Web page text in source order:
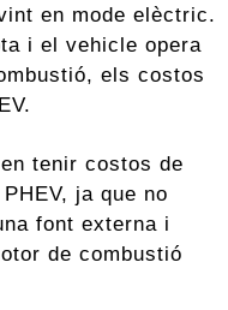
en mode elèctric.
i el vehicle opera
els costos
tenir costos de
ja que no
font externa i
de combustió